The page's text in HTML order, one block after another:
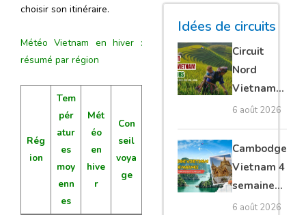
choisir son itinéraire.
Météo Vietnam en hiver :
résumé par région
Rég
ion
Tem
pér
atur
es
moy
enn
es
Mét
éo
en
hive
r
Con
seil
voya
ge
Idées de circuits
Circuit
Nord
Vietnam
15 jours :
Ha Giang
loop en
moto, Ninh
Binh, Lan
6 août 2026
Cambodge
Vietnam 4
semaines :
Angkor,
6 août 2026